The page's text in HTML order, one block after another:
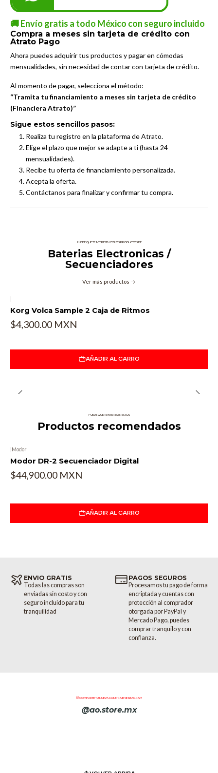
🚚 Envío gratis a todo México con seguro incluido
Compra a meses sin tarjeta de crédito con
Atrato Pago
Ahora puedes adquirir tus productos y pagar en cómodas
mensualidades, sin necesidad de contar con tarjeta de crédito.
Al momento de pagar, selecciona el método:
“Tramita tu financiamiento a meses sin tarjeta de crédito
(Financiera Atrato)”
Sigue estos sencillos pasos:
Realiza tu registro en la plataforma de Atrato.
Elige el plazo que mejor se adapte a ti (hasta 24
mensualidades).
Recibe tu oferta de financiamiento personalizada.
Acepta la oferta.
Contáctanos para finalizar y confirmar tu compra.
PUEDE QUE TE INTERESEN OTROS PRODUCTOS DE
Baterias Electronicas /
Secuenciadores
Ver más productos
Korg Volca Sample 2 Caja de Ritmos
$4,300.00 MXN
AÑADIR AL CARRO
PUEDE QUE TE INTERESEN ESTOS
Productos recomendados
Modor
Modor DR-2 Secuenciador Digital
$44,900.00 MXN
AÑADIR AL CARRO
ENVIO GRATIS
Todas las compras son
enviadas sin costo y con
seguro incluido para tu
tranquilidad
PAGOS SEGUROS
Procesamos tu pago de forma
encriptada y cuentas con
protección al comprador
otorgada por PayPal y
Mercado Pago, puedes
comprar tranquilo y con
confianza.
COMPARTE TU NUEVA COMPRA EN INSTAGRAM
@ao.store.mx